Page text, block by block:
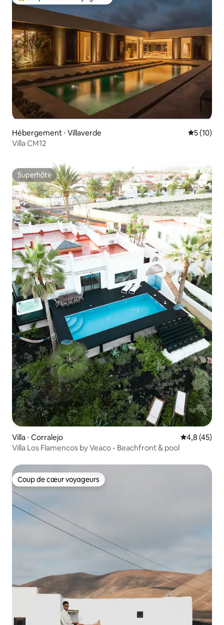
Coups de cœur voyageurs les plus appréciés
Hébergement ⋅ Villaverde
5 (10)
Villa CM12
Superhôte
Superhôte
Villa ⋅ Corralejo Évaluation
4,8 (45)
Villa Los Flamencos by Veaco - Beachfront & pool
Coup de cœur voyageurs
Coup de cœur voyageurs